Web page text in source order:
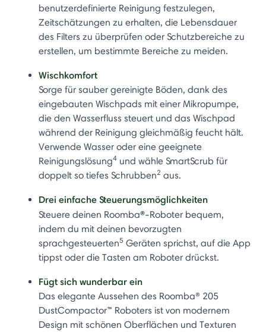
benutzerdefinierte Reinigung festzulegen,
Zeitschätzungen zu erhalten, die Lebensdauer
des Filters zu überprüfen oder Schutzbereiche zu
erstellen, um bestimmte Bereiche zu meiden.
Wischkomfort
Sorge für sauber gereinigte Böden, dank des
eingebauten Wischpads mit einer Mikropumpe,
die den Wasserfluss steuert und das Wischpad
während der Reinigung gleichmäßig feucht hält.
Verwende Wasser oder eine geeignete
Reinigungslösung4 und wähle SmartScrub für
doppelt so tiefes Schrubben2 aus.
Drei einfache Steuerungsmöglichkeiten
Steuere deinen Roomba®-Roboter bequem,
indem du mit deinen bevorzugten
sprachgesteuerten5 Geräten sprichst, auf die App
tippst oder die Tasten am Roboter drückst.
Fügt sich wunderbar ein
Das elegante Aussehen des Roomba® 205
DustCompactor™ Roboters ist von modernem
Design mit schönen Oberflächen und Texturen